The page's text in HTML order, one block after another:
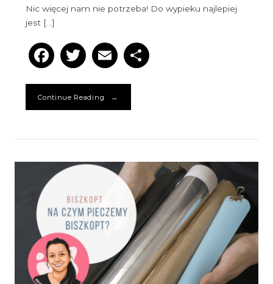
Nic więcej nam nie potrzeba! Do wypieku najlepiej
jest […]
Facebook
Twitter
Email
Continue Reading →